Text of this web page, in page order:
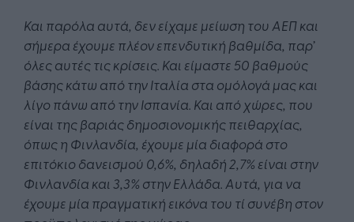
Και παρόλα αυτά, δεν είχαμε μείωση του ΑΕΠ και
σήμερα έχουμε πλέον επενδυτική βαθμίδα, παρ’
όλες αυτές τις κρίσεις. Και είμαστε 50 βαθμούς
βάσης κάτω από την Ιταλία στα ομόλογά μας και
λίγο πάνω από την Ισπανία. Και από χώρες, που
είναι της βαριάς δημοσιονομικής πειθαρχίας,
όπως η Φινλανδία, έχουμε μία διαφορά στο
επιτόκιο δανεισμού 0,6%, δηλαδή 2,7% είναι στην
Φινλανδία και 3,3% στην Ελλάδα. Αυτά, για να
έχουμε μία πραγματική εικόνα του τί συνέβη στον